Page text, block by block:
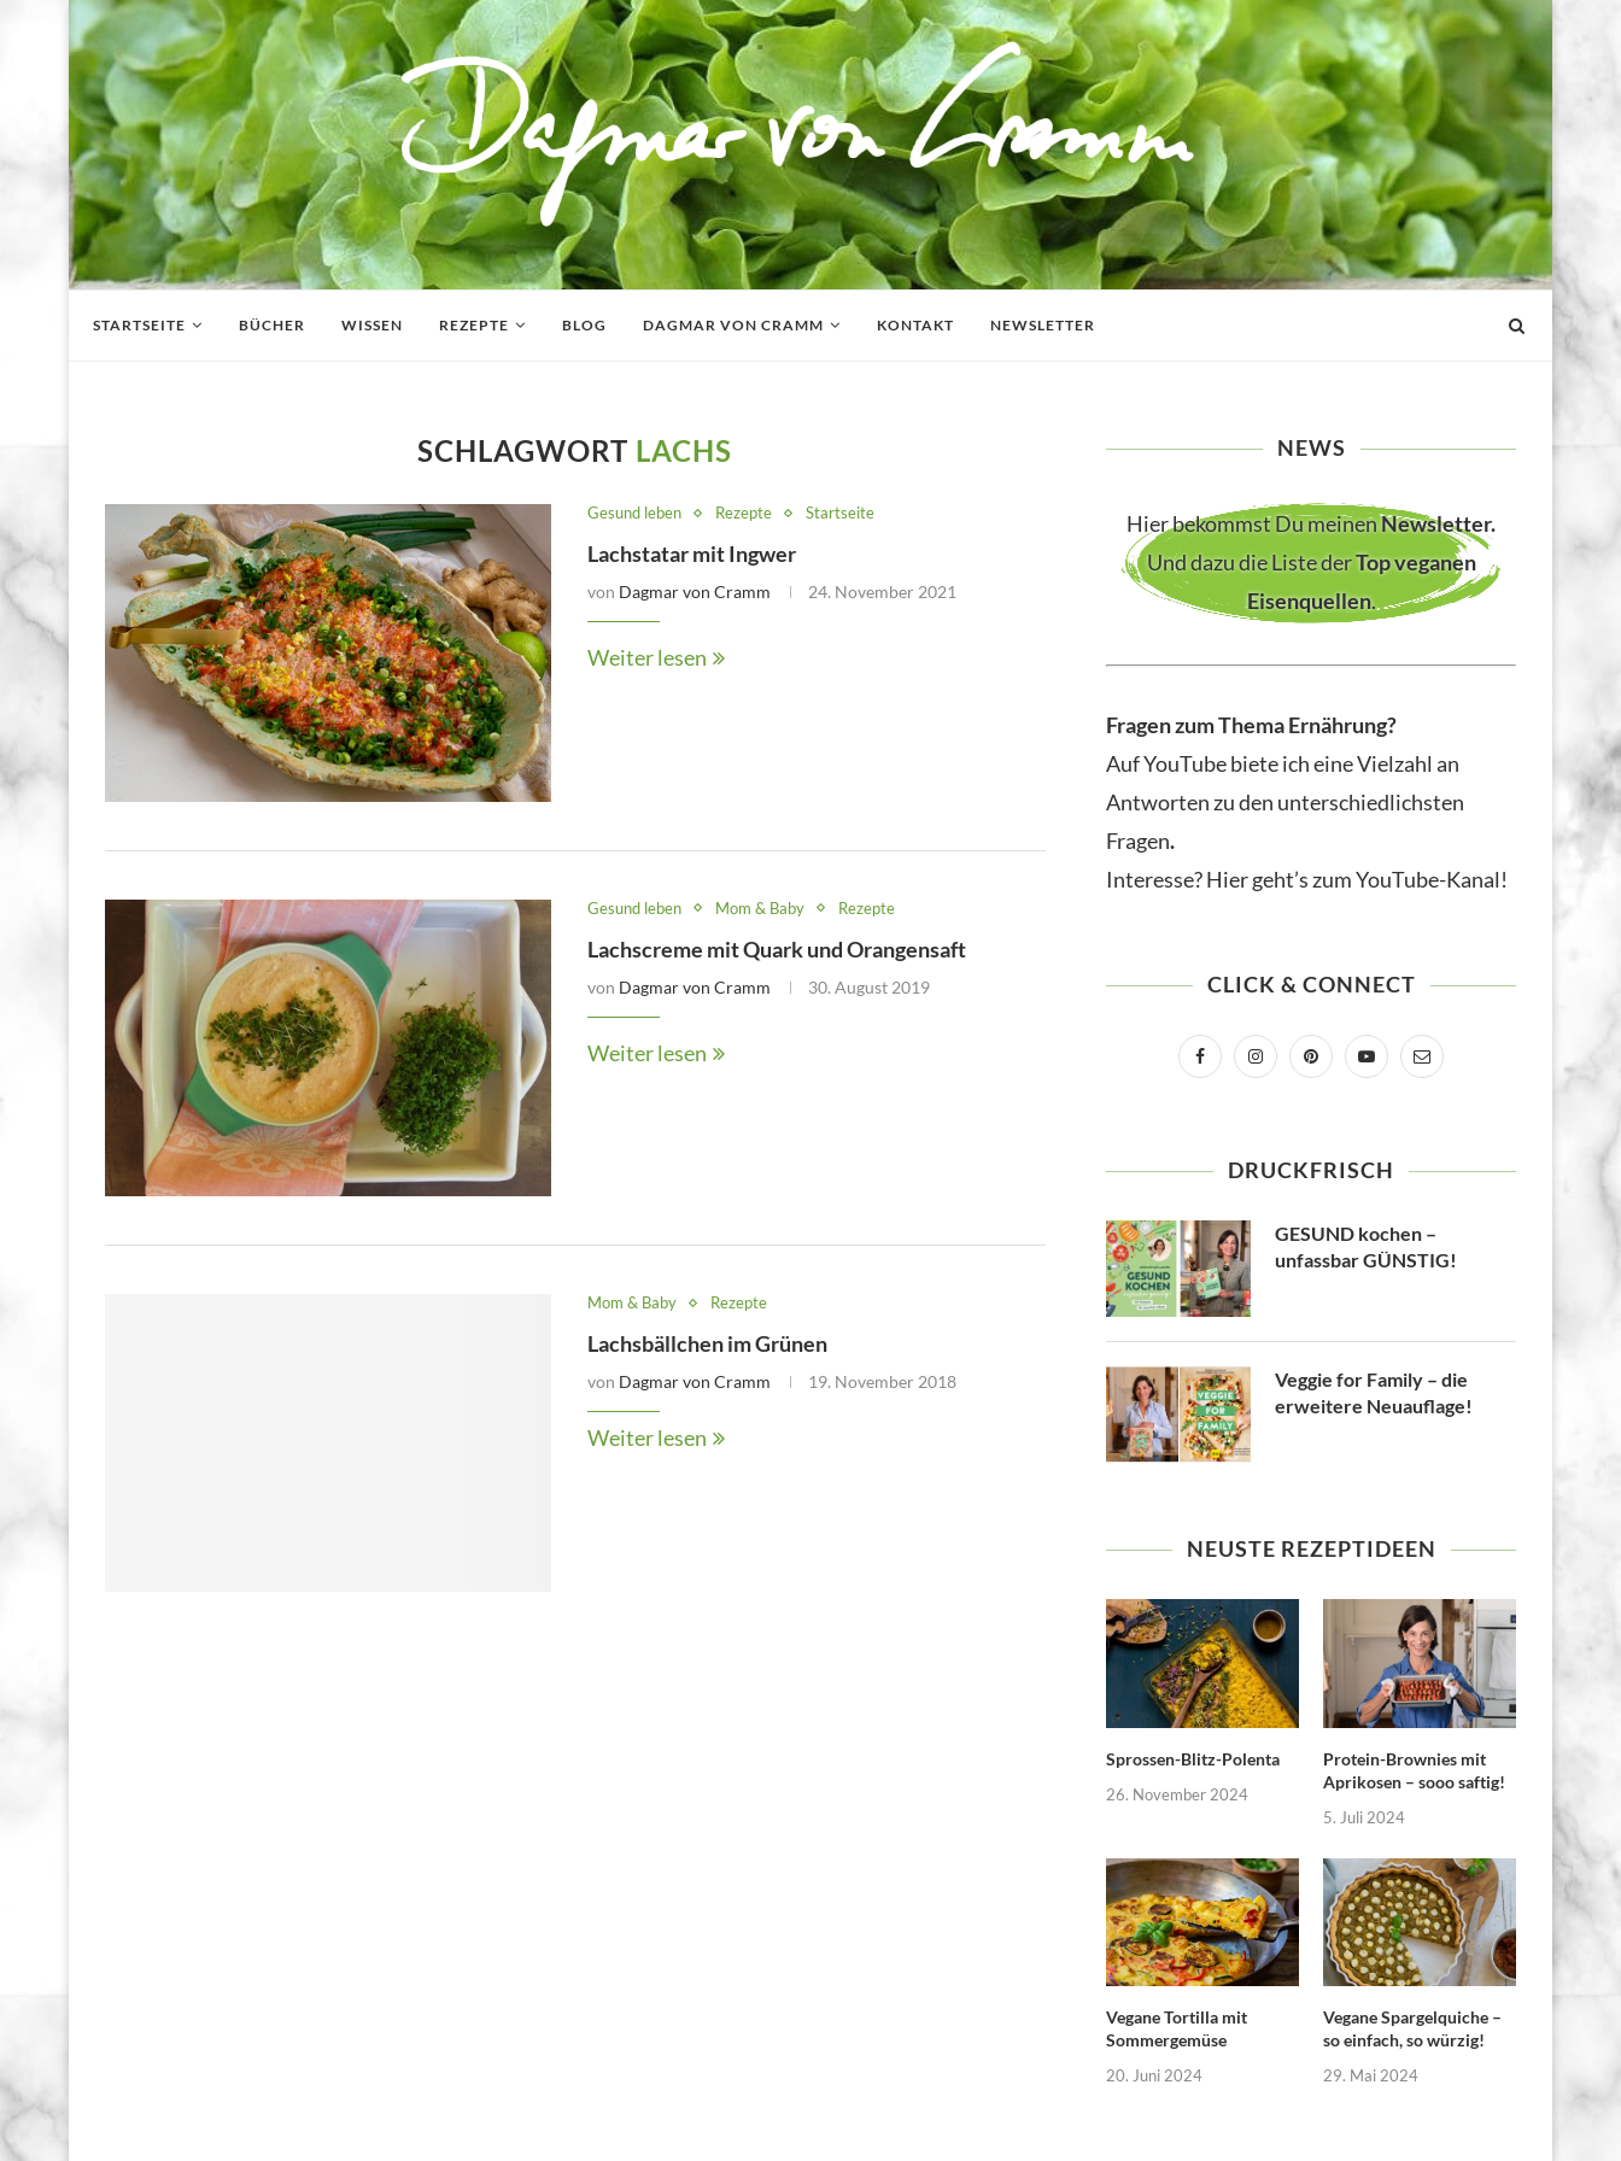
STARTSEITE BÜCHER WISSEN REZEPTE BLOG DAGMAR VON CRAMM KONTAKT NEWSLETTER
SCHLAGWORT LACHS
Gesund leben Rezepte Startseite
Lachstatar mit Ingwer
von Dagmar von Cramm 24. November 2021
Weiter lesen
Gesund leben Mom & Baby Rezepte
Lachscreme mit Quark und Orangensaft
von Dagmar von Cramm 30. August 2019
Weiter lesen
Mom & Baby Rezepte
Lachsbällchen im Grünen
von Dagmar von Cramm 19. November 2018
Weiter lesen
NEWS
Hier bekommst Du meinenNewsletter.
Und dazu die Liste derTop veganen
Eisenquellen.
Fragen zum Thema Ernährung?
Auf YouTube biete ich eine Vielzahl an
Antworten zu den unterschiedlichsten
Fragen.
Interesse? Hier geht’s zum YouTube-Kanal!
CLICK & CONNECT
DRUCKFRISCH
GESUND kochen –
unfassbar GÜNSTIG!
Veggie for Family – die
erweitere Neuauflage!
NEUSTE REZEPTIDEEN
Sprossen-Blitz-Polenta
26. November 2024
Protein-Brownies mit
Aprikosen – sooo saftig!
5. Juli 2024
Vegane Tortilla mit
Sommergemüse
20. Juni 2024
Vegane Spargelquiche –
so einfach, so würzig!
29. Mai 2024